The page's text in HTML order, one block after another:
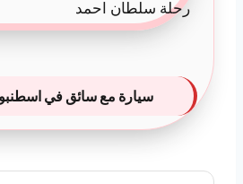
سيارة مع سائق في